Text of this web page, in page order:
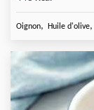
Oignon, Huile d'olive,